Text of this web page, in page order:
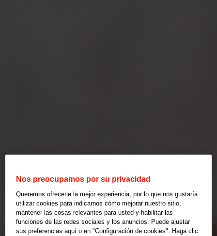
Nos preocupamos por su privacidad
Queremos ofrecerle la mejor experiencia, por lo que nos gustaría
utilizar cookies para indicarnos cómo mejorar nuestro sitio,
mantener las cosas relevantes para usted y habilitar las
funciones de las redes sociales y los anuncios. Puede ajustar
sus preferencias aquí o en "Configuración de cookies". Haga clic